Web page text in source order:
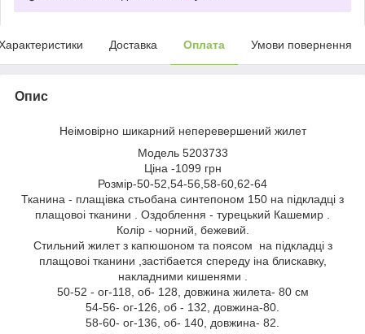
Доставка Оплата Умови повернення
Опис
Неімовірно шикарний неперевершений жилет
Модель 5203733
Ціна -1099 грн
Розмір-50-52,54-56,58-60,62-64
Тканина - плащівка стьобана синтепоном 150 на підкладці з
плащовоі тканини . Оздоблення - турецький Кашемир .
Колір - чорний, бежевий.
Стильний жилет з капюшоном та поясом на підкладці з
плащовоі тканини ,застібается спереду іна блискавку,
накладними кишенями .
50-52 - ог-118, об- 128, довжина жилета- 80 см
54-56- ог-126, об - 132, довжина-80.
58-60- ог-136, об- 140, довжина- 82.